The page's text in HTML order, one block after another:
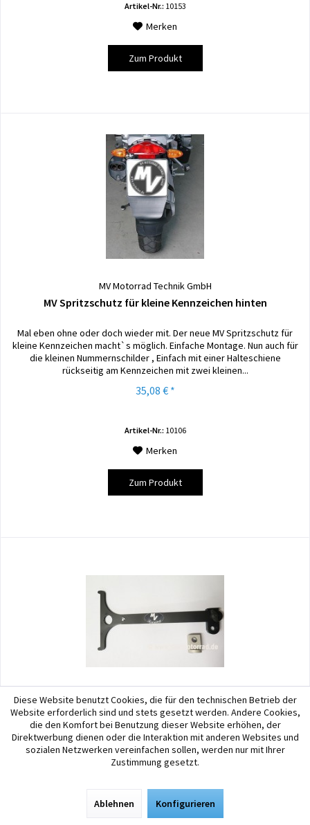
Artikel-Nr.: 10153
Merken
Zum Produkt
MV Motorrad Technik GmbH
MV Spritzschutz für kleine Kennzeichen hinten
Mal eben ohne oder doch wieder mit. Der neue MV Spritzschutz für
kleine Kennzeichen macht`s möglich. Einfache Montage. Nun auch für
die kleinen Nummernschilder , Einfach mit einer Halteschiene
rückseitig am Kennzeichen mit zwei kleinen...
35,08 € *
Artikel-Nr.: 10106
Merken
Zum Produkt
MV Motorrad Technik GmbH
MV Taschenhalter für Vaude oder Ortlieb Taschen...
MV Taschenhalter für Vaude oder Ortlieb-Taschen am Motorrad Diese
kostengünstige Gepäcklösung wird anstelle der Soziusraste verbaut.
116,09 € *
Diese Website benutzt Cookies, die für den technischen Betrieb der
Website erforderlich sind und stets gesetzt werden. Andere Cookies,
die den Komfort bei Benutzung dieser Website erhöhen, der
Direktwerbung dienen oder die Interaktion mit anderen Websites und
sozialen Netzwerken vereinfachen sollen, werden nur mit Ihrer
Zustimmung gesetzt.
Ablehnen Konfigurieren